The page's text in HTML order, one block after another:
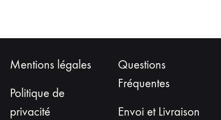
Mentions légales
Politique de
privacité
Questions
Fréquentes
Envoi et Livraison